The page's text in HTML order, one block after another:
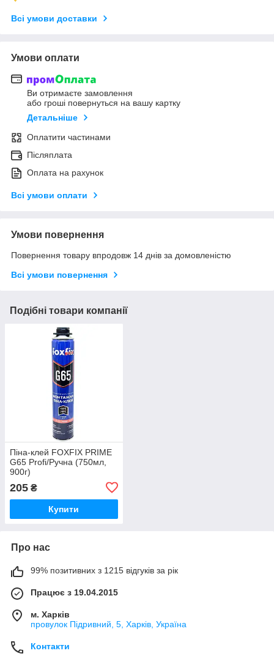
Всі умови доставки
Умови оплати
Ви отримаєте замовлення
або гроші повернуться на вашу картку
Детальніше
Оплатити частинами
Післяплата
Оплата на рахунок
Всі умови оплати
Умови повернення
Повернення товару впродовж 14 днів за домовленістю
Всі умови повернення
Подібні товари компанії
Піна-клей FOXFIX PRIME
G65 Profi/Ручна (750мл,
900г)
205 ₴
Купити
Про нас
99% позитивних з 1215 відгуків за рік
Працює з 19.04.2015
м. Харків
провулок Підривний, 5, Харків, Україна
Контакти